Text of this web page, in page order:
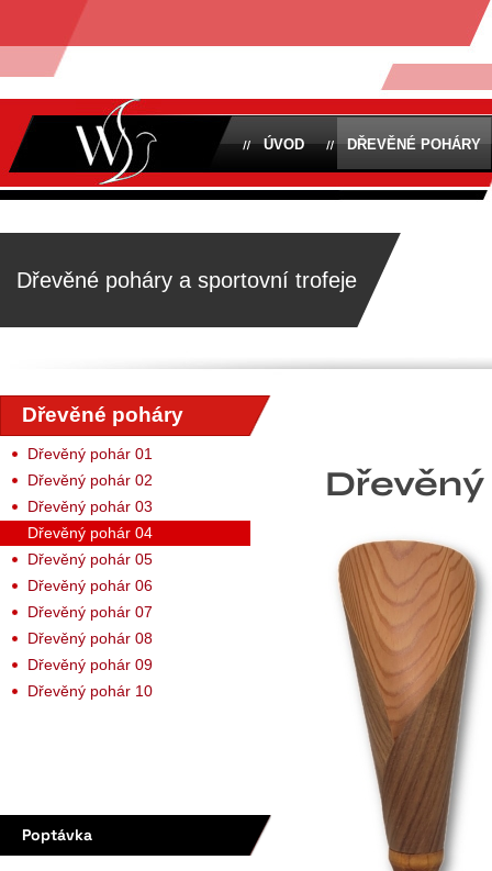
Dřevěné poháry
Dřevěný pohár 01
Dřevěný pohár 02
Dřevěný pohár 03
Dřevěný pohár 04
Dřevěný pohár 05
Dřevěný pohár 06
Dřevěný pohár 07
Dřevěný pohár 08
Dřevěný pohár 09
Dřevěný pohár 10
Poptávka
Dřevěné poháry a sportovní trofeje
ÚVOD DŘEVĚNÉ POHÁRY